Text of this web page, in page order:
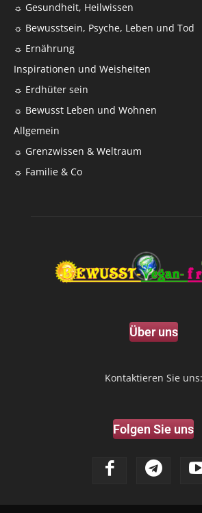
☼ Gesundheit, Heilwissen
☼ Bewusstsein, Psyche, Leben und Tod
☼ Ernährung
Inspirationen und Weisheiten
☼ Erdhüter sein
☼ Bewusst Leben und Wohnen
Allgemein
☼ Grenzwissen & Weltraum
☼ Familie & Co
Über uns
Kontaktieren Sie uns:
Folgen Sie uns